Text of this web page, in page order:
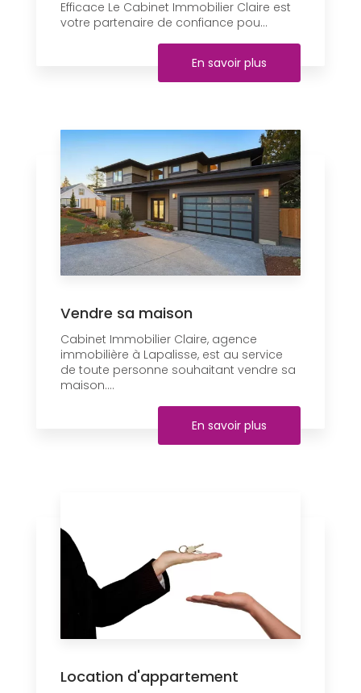
Efficace Le Cabinet Immobilier Claire est
votre partenaire de confiance pou...
En savoir plus
Vendre sa maison
Cabinet Immobilier Claire, agence
immobilière à Lapalisse, est au service
de toute personne souhaitant vendre sa
maison....
En savoir plus
Location d'appartement